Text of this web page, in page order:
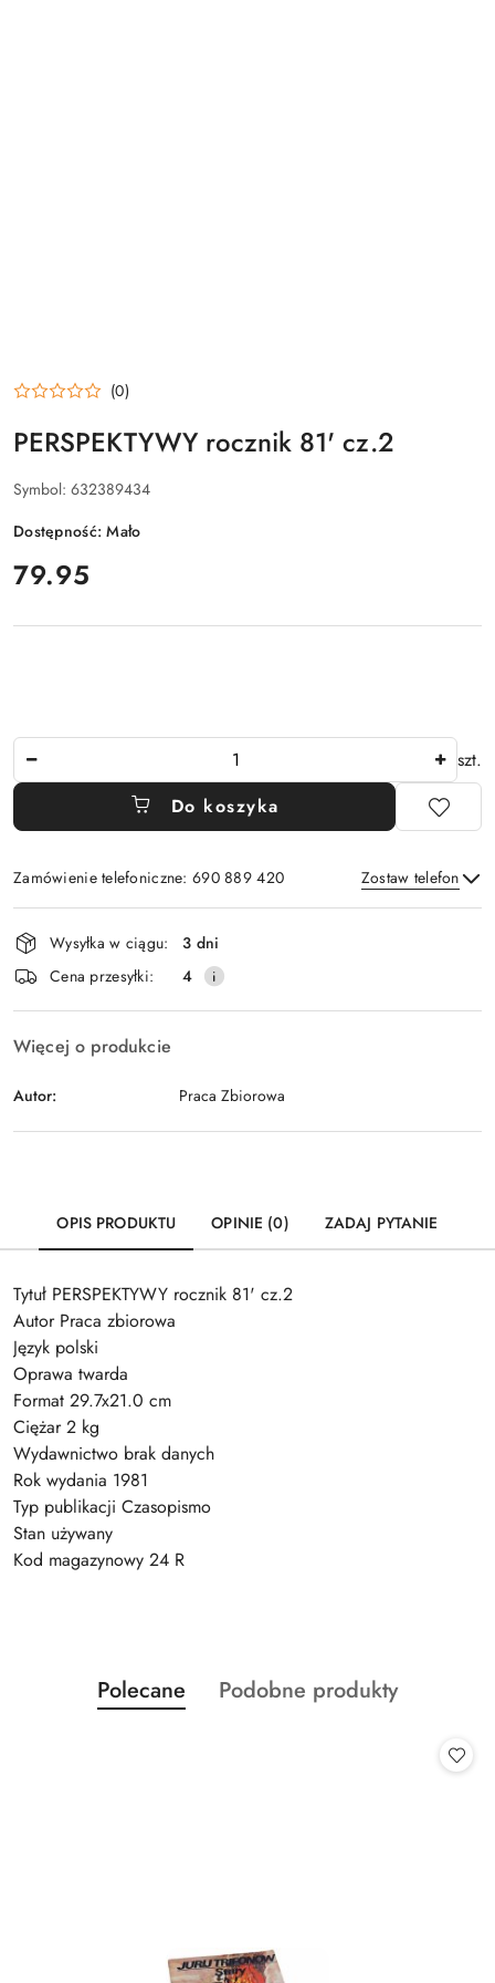
(0)
PERSPEKTYWY rocznik 81' cz.2
Symbol: 632389434
Dostępność:Mało
cena:
79.95
szt.
Do koszyka
Zamówienie telefoniczne: 690 889 420 Zostaw telefon
Wyślij
Dostępność
i
dostawa
Wysyłka w ciągu:
3 dni
Cena przesyłki:
4
Więcej o produkcie
Autor: Praca Zbiorowa
OPIS PRODUKTU OPINIE (0) ZADAJ PYTANIE
Tytuł PERSPEKTYWY rocznik 81' cz.2
Autor Praca zbiorowa
Język polski
Oprawa twarda
Format 29.7x21.0 cm
Ciężar 2 kg
Wydawnictwo brak danych
Rok wydania 1981
Typ publikacji Czasopismo
Stan używany
Kod magazynowy 24 R
Pomiń karuzelę produktów
Produkty
o
Polecane
Produkty
Podobne produkty